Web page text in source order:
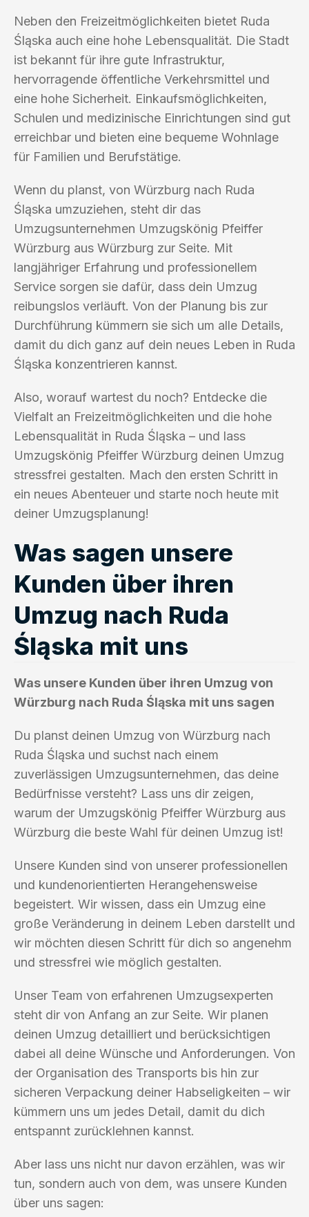
Neben den Freizeitmöglichkeiten bietet Ruda
Śląska auch eine hohe Lebensqualität. Die Stadt
ist bekannt für ihre gute Infrastruktur,
hervorragende öffentliche Verkehrsmittel und
eine hohe Sicherheit. Einkaufsmöglichkeiten,
Schulen und medizinische Einrichtungen sind gut
erreichbar und bieten eine bequeme Wohnlage
für Familien und Berufstätige.
Wenn du planst, von Würzburg nach Ruda
Śląska umzuziehen, steht dir das
Umzugsunternehmen Umzugskönig Pfeiffer
Würzburg aus Würzburg zur Seite. Mit
langjähriger Erfahrung und professionellem
Service sorgen sie dafür, dass dein Umzug
reibungslos verläuft. Von der Planung bis zur
Durchführung kümmern sie sich um alle Details,
damit du dich ganz auf dein neues Leben in Ruda
Śląska konzentrieren kannst.
Also, worauf wartest du noch? Entdecke die
Vielfalt an Freizeitmöglichkeiten und die hohe
Lebensqualität in Ruda Śląska – und lass
Umzugskönig Pfeiffer Würzburg deinen Umzug
stressfrei gestalten. Mach den ersten Schritt in
ein neues Abenteuer und starte noch heute mit
deiner Umzugsplanung!
Was sagen unsere
Kunden über ihren
Umzug nach Ruda
Śląska mit uns
Was unsere Kunden über ihren Umzug von
Würzburg nach Ruda Śląska mit uns sagen
Du planst deinen Umzug von Würzburg nach
Ruda Śląska und suchst nach einem
zuverlässigen Umzugsunternehmen, das deine
Bedürfnisse versteht? Lass uns dir zeigen,
warum der Umzugskönig Pfeiffer Würzburg aus
Würzburg die beste Wahl für deinen Umzug ist!
Unsere Kunden sind von unserer professionellen
und kundenorientierten Herangehensweise
begeistert. Wir wissen, dass ein Umzug eine
große Veränderung in deinem Leben darstellt und
wir möchten diesen Schritt für dich so angenehm
und stressfrei wie möglich gestalten.
Unser Team von erfahrenen Umzugsexperten
steht dir von Anfang an zur Seite. Wir planen
deinen Umzug detailliert und berücksichtigen
dabei all deine Wünsche und Anforderungen. Von
der Organisation des Transports bis hin zur
sicheren Verpackung deiner Habseligkeiten – wir
kümmern uns um jedes Detail, damit du dich
entspannt zurücklehnen kannst.
Aber lass uns nicht nur davon erzählen, was wir
tun, sondern auch von dem, was unsere Kunden
über uns sagen: